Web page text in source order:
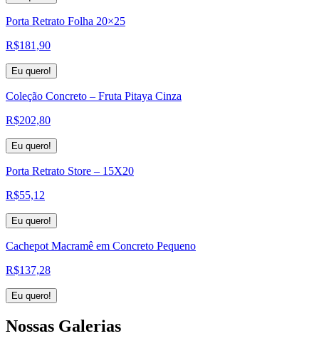
Porta Retrato Folha 20×25
R$181,90
Eu quero!
Coleção Concreto – Fruta Pitaya Cinza
R$202,80
Eu quero!
Porta Retrato Store – 15X20
R$55,12
Eu quero!
Cachepot Macramê em Concreto Pequeno
R$137,28
Eu quero!
Nossas Galerias